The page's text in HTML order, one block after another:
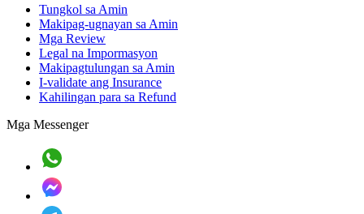
Tungkol sa Amin
Makipag-ugnayan sa Amin
Mga Review
Legal na Impormasyon
Makipagtulungan sa Amin
I-validate ang Insurance
Kahilingan para sa Refund
Mga Messenger